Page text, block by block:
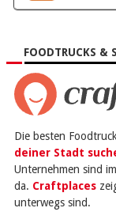
FOODTRUCKS &
Die besten
deiner Stadt
Unternehmen sind
da. Craftplaces
unterwegs sind.